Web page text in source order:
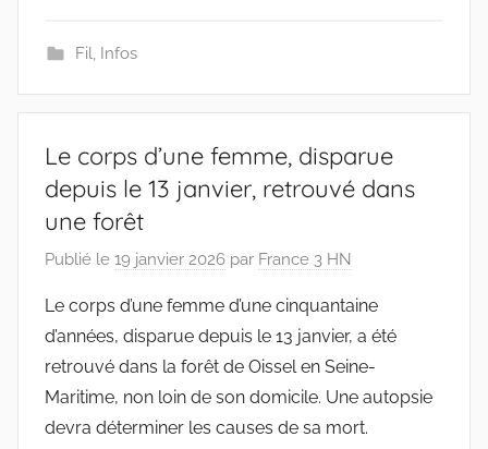
Fil Infos
Le corps d’une femme, disparue
depuis le 13 janvier, retrouvé dans
une forêt
Publié le 19 janvier 2026 par France 3 HN
Le corps d’une femme d’une cinquantaine
d’années, disparue depuis le 13 janvier, a été
retrouvé dans la forêt de Oissel en Seine-
Maritime, non loin de son domicile. Une autopsie
devra déterminer les causes de sa mort.